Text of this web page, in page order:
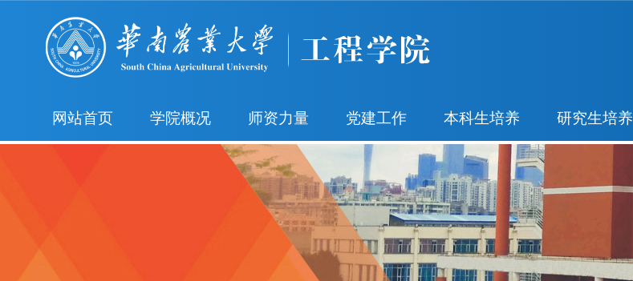
网站首页 学院概况 师资力量 党建工作 本科生培养 研究生培养